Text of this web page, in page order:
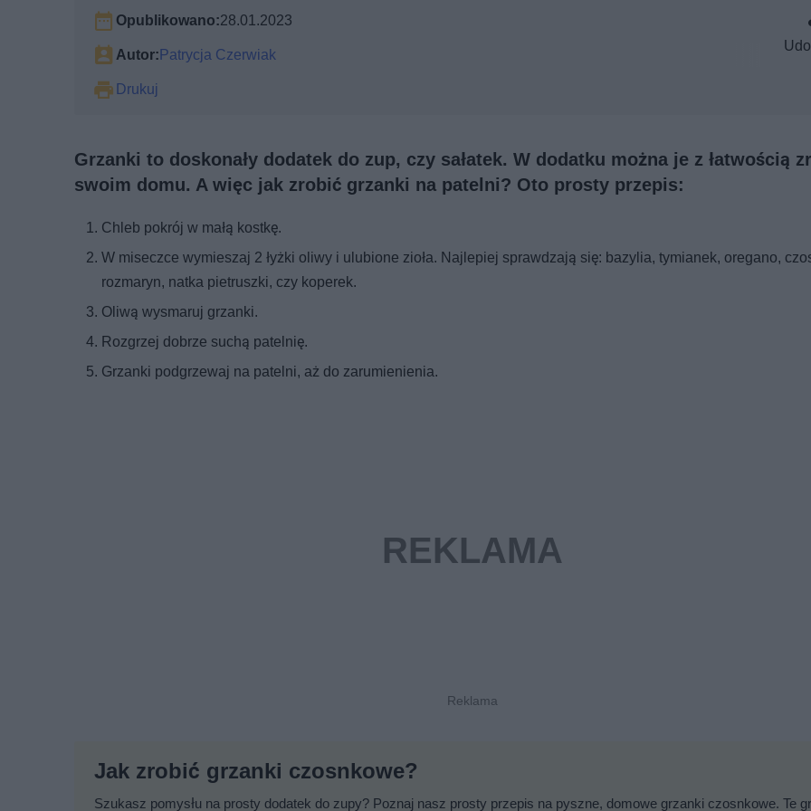
Opublikowano:28.01.2023
Autor:Patrycja Czerwiak
Drukuj
Grzanki to doskonały dodatek do zup, czy sałatek. W dodatku można je z łatwością
swoim domu. A więc jak zrobić grzanki na patelni? Oto prosty przepis:
Chleb pokrój w małą kostkę.
W miseczce wymieszaj 2 łyżki oliwy i ulubione zioła. Najlepiej sprawdzają się: bazylia, tymianek, oregano,
rozmaryn, natka pietruszki, czy koperek.
Oliwą wysmaruj grzanki.
Rozgrzej dobrze suchą patelnię.
Grzanki podgrzewaj na patelni, aż do zarumienienia.
Jak zrobić grzanki czosnkowe?
Szukasz pomysłu na prosty dodatek do zupy? Poznaj nasz prosty przepis na pyszne, domowe grzanki czosnkowe. Te